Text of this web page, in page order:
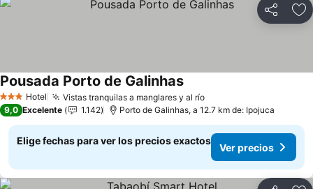
Compartir
3 Estrellas
Hotel Vistas tranquilas a manglares y al ríoVer precios
Pousada Porto de GalinhasVer precios
9,0 Excelente 1.142 Porto de Galinhas, a 12.7 km de: Ipojuca
Elige fechas para ver los precios exactos
Ver precios